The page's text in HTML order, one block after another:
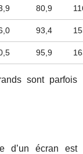
80,9
93,4
95,9
sont parfois
d’un écran est